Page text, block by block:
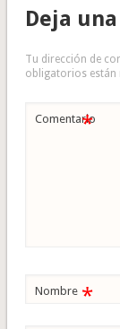
Deja
Tu dirección de
obligatorios están
Comentario
*
Nombre *